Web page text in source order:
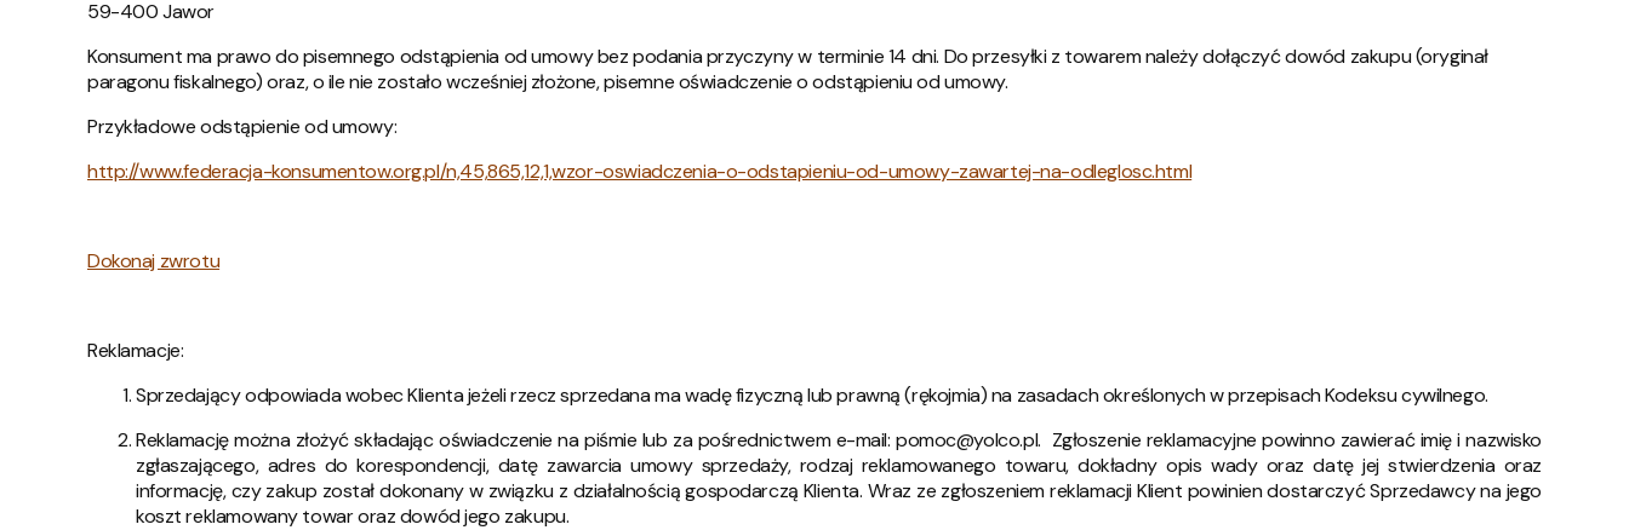
59-400 Jawor
Konsument ma prawo do pisemnego odstąpienia od umowy bez podania przyczyny w terminie 14 dni. Do przesyłki z towarem należy dołączyć dowód zakupu (oryginał
paragonu fiskalnego) oraz, o ile nie zostało wcześniej złożone, pisemne oświadczenie o odstąpieniu od umowy.
Przykładowe odstąpienie od umowy:
http://www.federacja-konsumentow.org.pl/n,45,865,12,1,wzor-oswiadczenia-o-odstapieniu-od-umowy-zawartej-na-odleglosc.html
Dokonaj zwrotu
Reklamacje:
Sprzedający odpowiada wobec Klienta jeżeli rzecz sprzedana ma wadę fizyczną lub prawną (rękojmia) na zasadach określonych w przepisach Kodeksu cywilnego.
Reklamację można złożyć składając oświadczenie na piśmie lub za pośrednictwem e-mail: pomoc@yolco.pl. Zgłoszenie reklamacyjne powinno zawierać imię i nazwisko
zgłaszającego, adres do korespondencji, datę zawarcia umowy sprzedaży, rodzaj reklamowanego towaru, dokładny opis wady oraz datę jej stwierdzenia oraz
informację, czy zakup został dokonany w związku z działalnością gospodarczą Klienta. Wraz ze zgłoszeniem reklamacji Klient powinien dostarczyć Sprzedawcy na jego
koszt reklamowany towar oraz dowód jego zakupu.